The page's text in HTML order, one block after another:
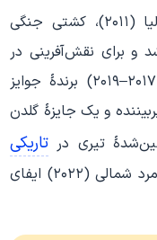
اسکاشگورد در فیلم‌هایی مانند مالیخولیا (۲۰۱۱)، کشتی جنگی
(۲۰۱۶) ظاهر شد و برای نقش‌آفرینی در
مجموعهٔ درام دروغ‌های کوچک بزرگ (۲۰۱۷–۲۰۱۹) برندهٔ جوایز
و یک جایزهٔ گلدن
تیری در تاریکی
(۲۰۱۹)، گودزیلا در برابر کونگ (۲۰۲۱) و مرد شمالی (۲۰۲۲) ایفای